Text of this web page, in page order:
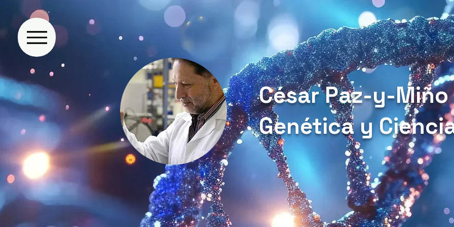
César Paz-y-Miño
Genética y